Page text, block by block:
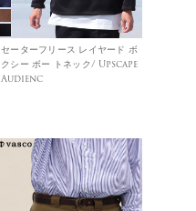
セーターフリース レイヤード ボ
クシー ボー トネック/ Upscape
Audienc